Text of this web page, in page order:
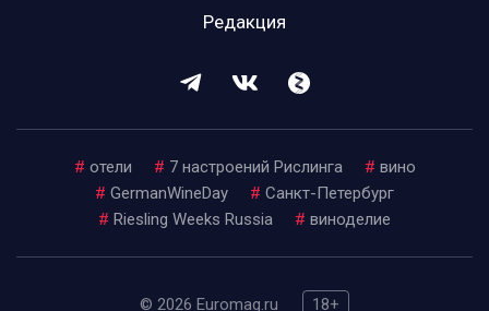
Редакция
# отели # 7 настроений Рислинга # вино
# GermanWineDay # Санкт-Петербург
# Riesling Weeks Russia # виноделие
© 2026 Euromag.ru 18+